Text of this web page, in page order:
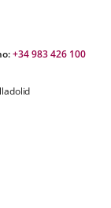
+34 983 426 100